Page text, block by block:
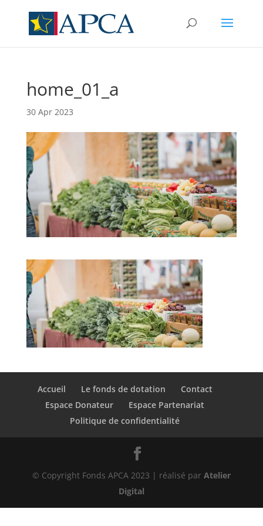
home_01_a
30 Apr 2023
Accueil Le fonds de dotation
Contact
Espace Donateur
Espace Partenariat
Politique de confidentialité
© Copyright Fonds APCA 2023 | réalisé par Atelier
Digital